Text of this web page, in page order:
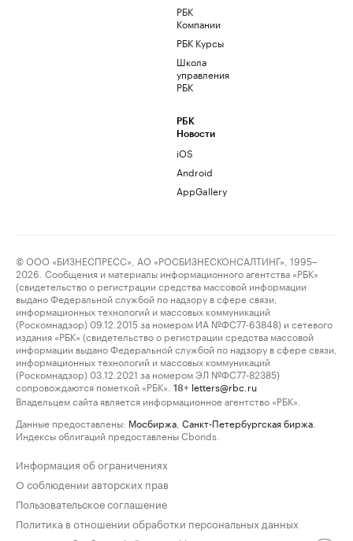
РБК
Компании
РБК Курсы
Школа
управления
РБК
РБК
Новости
iOS
Android
AppGallery
© ООО «БИЗНЕСПРЕСС», АО «РОСБИЗНЕСКОНСАЛТИНГ», 1995–
2026. Сообщения и материалы информационного агентства «РБК»
(свидетельство о регистрации средства массовой информации
выдано Федеральной службой по надзору в сфере связи,
информационных технологий и массовых коммуникаций
(Роскомнадзор) 09.12.2015 за номером ИА №ФС77-63848) и сетевого
издания «РБК» (свидетельство о регистрации средства массовой
информации выдано Федеральной службой по надзору в сфере связи,
информационных технологий и массовых коммуникаций
(Роскомнадзор) 03.12.2021 за номером ЭЛ №ФС77-82385)
сопровождаются пометкой «РБК».
18+ letters@rbc.ru
Владельцем сайта является информационное агентство «РБК».
Данные предоставлены: Мосбиржа Санкт-Петербургская биржа
Индексы облигаций предоставлены Cbonds.
Информация об ограничениях
О соблюдении авторских прав
Пользовательское соглашение
Политика в отношении обработки персональных данных